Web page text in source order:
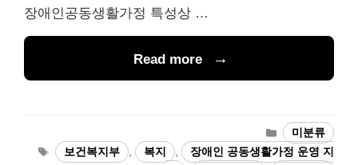
장애인공동생활가정 특성상 …
Read more
카
테
고
미분류
태 보건복지부 , 복지 ,
장애인 공동생활가정 운영 지